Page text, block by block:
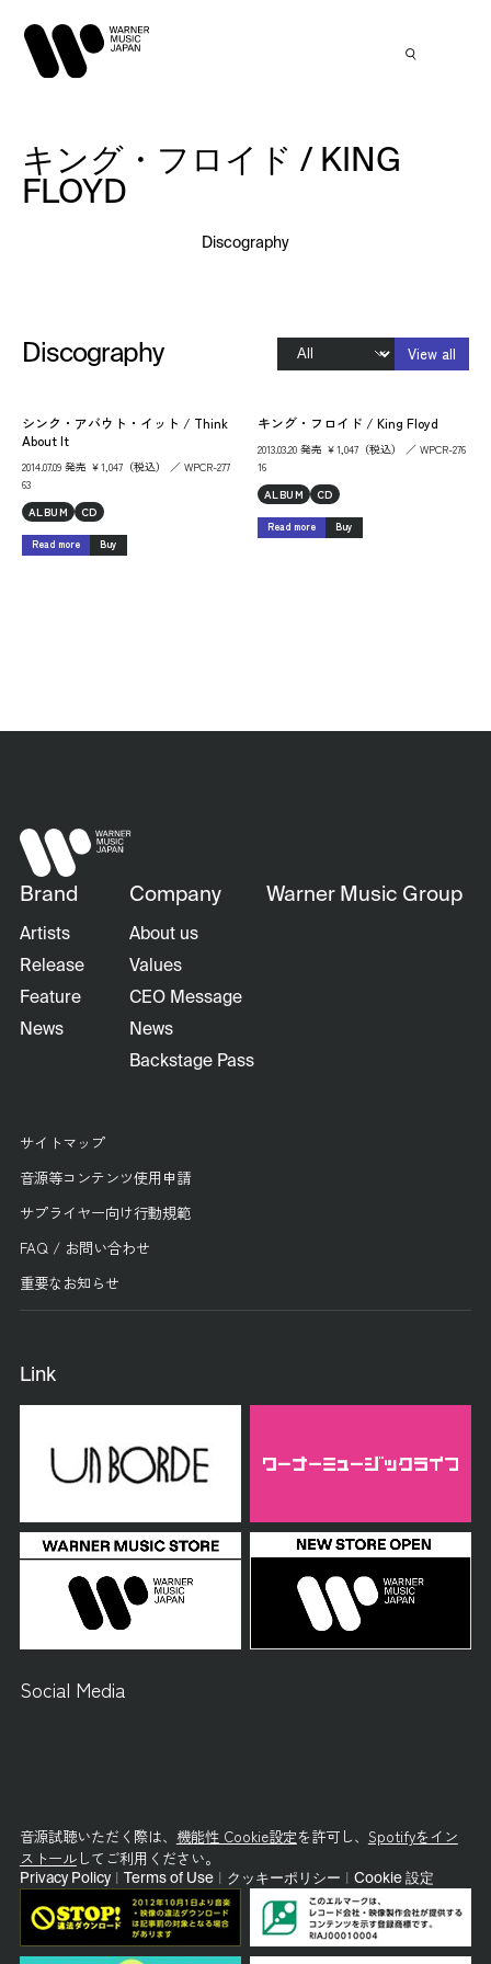
キング・フロイド / KING
FLOYD
Discography
Discography View all
シンク・アバウト・イット / Think
About It
2014.07.09 発売 ￥1,047（税込） ／ WPCR-277
63
ALBUM
CD
Read more Buy
キング・フロイド / King Floyd
2013.03.20 発売 ￥1,047（税込） ／ WPCR-276
16
ALBUM
CD
Read more Buy
Brand
Artists
Release
Feature
News
Company
About us
Values
CEO Message
News
Backstage Pass
Warner Music Group
サイトマップ
音源等コンテンツ使用申請
サプライヤー向け行動規範
FAQ / お問い合わせ
重要なお知らせ
Link
Social Media
音源試聴いただく際は、 機能性 Cookie設定を許可し、 Spotifyをイン
ストールしてご利用ください。
Privacy Policy Terms of Use クッキーポリシー Cookie 設定